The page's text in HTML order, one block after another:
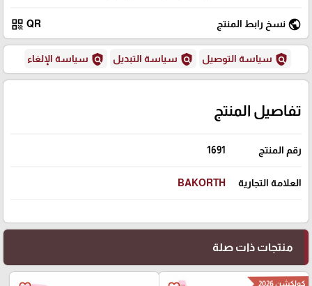
public نسخ رابط المنتج QR
qr_code
policy سياسة التوصيل policy سياسة التبديل policy سياسة الإلغاء
تفاصيل المنتج
رقم المنتج 1691
العلامة التجارية BAKORTH
منتجات ذات صلة
كولكشن 2026